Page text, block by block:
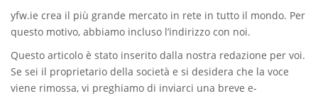
yfw.ie crea il più grande mercato in rete in tutto il mondo. Per
questo motivo, abbiamo incluso l’indirizzo con noi.
Questo articolo è stato inserito dalla nostra redazione per voi.
Se sei il proprietario della società e si desidera che la voce
viene rimossa, vi preghiamo di inviarci una breve e-